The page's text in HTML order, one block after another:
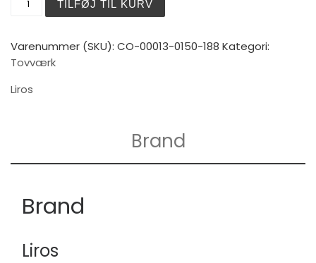
TILFØJ TIL KURV
Varenummer (SKU): CO-00013-0150-188 Kategori:
Tovværk
Liros
Brand
Brand
Liros